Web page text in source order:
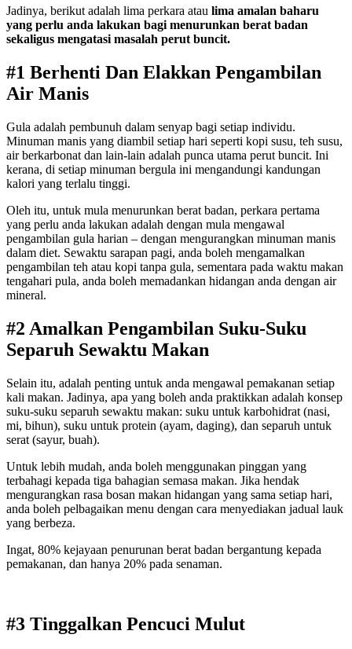
Jadinya, berikut adalah lima perkara atau lima amalan baharu
yang perlu anda lakukan bagi menurunkan berat badan
sekaligus mengatasi masalah perut buncit.
#1 Berhenti Dan Elakkan Pengambilan
Air Manis
Gula adalah pembunuh dalam senyap bagi setiap individu.
Minuman manis yang diambil setiap hari seperti kopi susu, teh susu,
air berkarbonat dan lain-lain adalah punca utama perut buncit. Ini
kerana, di setiap minuman bergula ini mengandungi kandungan
kalori yang terlalu tinggi.
Oleh itu, untuk mula menurunkan berat badan, perkara pertama
yang perlu anda lakukan adalah dengan mula mengawal
pengambilan gula harian – dengan mengurangkan minuman manis
dalam diet. Sewaktu sarapan pagi, anda boleh mengamalkan
pengambilan teh atau kopi tanpa gula, sementara pada waktu makan
tengahari pula, anda boleh memadankan hidangan anda dengan air
mineral.
#2 Amalkan Pengambilan Suku-Suku
Separuh Sewaktu Makan
Selain itu, adalah penting untuk anda mengawal pemakanan setiap
kali makan. Jadinya, apa yang boleh anda praktikkan adalah konsep
suku-suku separuh sewaktu makan: suku untuk karbohidrat (nasi,
mi, bihun), suku untuk protein (ayam, daging), dan separuh untuk
serat (sayur, buah).
Untuk lebih mudah, anda boleh menggunakan pinggan yang
terbahagi kepada tiga bahagian semasa makan. Jika hendak
mengurangkan rasa bosan makan hidangan yang sama setiap hari,
anda boleh pelbagaikan menu dengan cara menyediakan jadual lauk
yang berbeza.
Ingat, 80% kejayaan penurunan berat badan bergantung kepada
pemakanan, dan hanya 20% pada senaman.
#3 Tinggalkan Pencuci Mulut